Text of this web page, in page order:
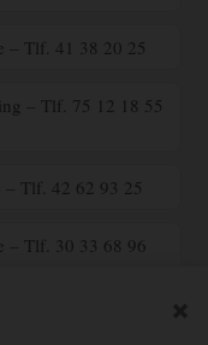
– Tlf. 41 38 20 25
– Tlf. 75 12 18 55
– Tlf. 42 62 93 25
– Tlf. 30 33 68 96